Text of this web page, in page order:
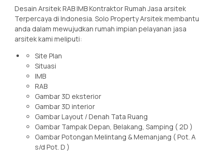
Desain Arsitek RAB IMB Kontraktor Rumah Jasa arsitek
Terpercaya di Indonesia. Solo Property Arsitek membantu
anda dalam mewujudkan rumah impian pelayanan jasa
arsitek kami meliputi:
Site Plan
Situasi
IMB
RAB
Gambar 3D eksterior
Gambar 3D interior
Gambar Layout / Denah Tata Ruang
Gambar Tampak Depan, Belakang, Samping ( 2D )
Gambar Potongan Melintang & Memanjang ( Pot. A
s/d Pot. D )